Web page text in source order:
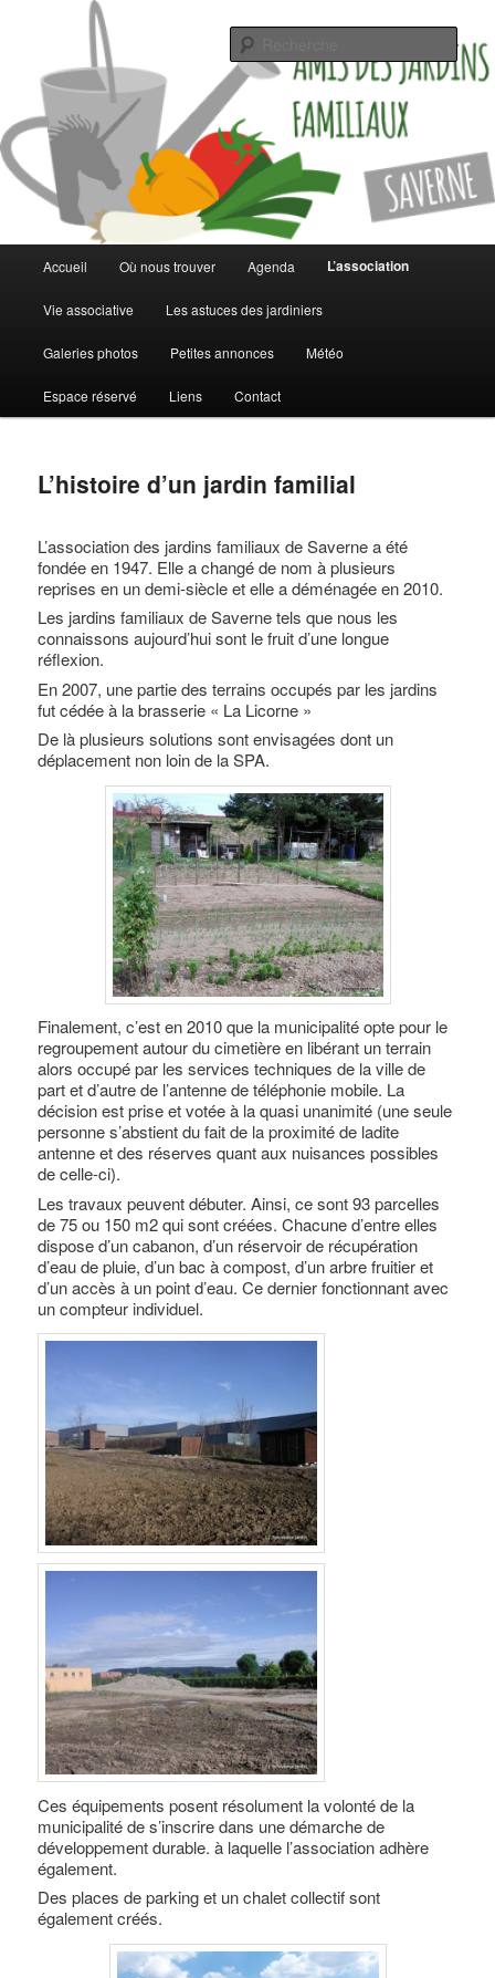
Les jardins familiaux de Saverne
Jardinez malin
principalAller
Aller
Accueil Où nous trouver Agenda L’association
Vie associative Les astuces des jardiniers
Galeries photos Petites annonces Météo
Espace réservé Liens Contact
L’histoire d’un jardin familial
L’association des jardins familiaux de Saverne a été
fondée en 1947. Elle a changé de nom à plusieurs
reprises en un demi-siècle et elle a déménagée en 2010.
Les jardins familiaux de Saverne tels que nous les
connaissons aujourd’hui sont le fruit d’une longue
réflexion.
En 2007, une partie des terrains occupés par les jardins
fut cédée à la brasserie « La Licorne »
De là plusieurs solutions sont envisagées dont un
déplacement non loin de la SPA.
Finalement, c’est en 2010 que la municipalité opte pour le
regroupement autour du cimetière en libérant un terrain
alors occupé par les services techniques de la ville de
part et d’autre de l’antenne de téléphonie mobile. La
décision est prise et votée à la quasi unanimité (une seule
personne s’abstient du fait de la proximité de ladite
antenne et des réserves quant aux nuisances possibles
de celle-ci).
Les travaux peuvent débuter. Ainsi, ce sont 93 parcelles
de 75 ou 150 m2 qui sont créées. Chacune d’entre elles
dispose d’un cabanon, d’un réservoir de récupération
d’eau de pluie, d’un bac à compost, d’un arbre fruitier et
d’un accès à un point d’eau. Ce dernier fonctionnant avec
un compteur individuel.
Ces équipements posent résolument la volonté de la
municipalité de s’inscrire dans une démarche de
développement durable. à laquelle l’association adhère
également.
Des places de parking et un chalet collectif sont
également créés.